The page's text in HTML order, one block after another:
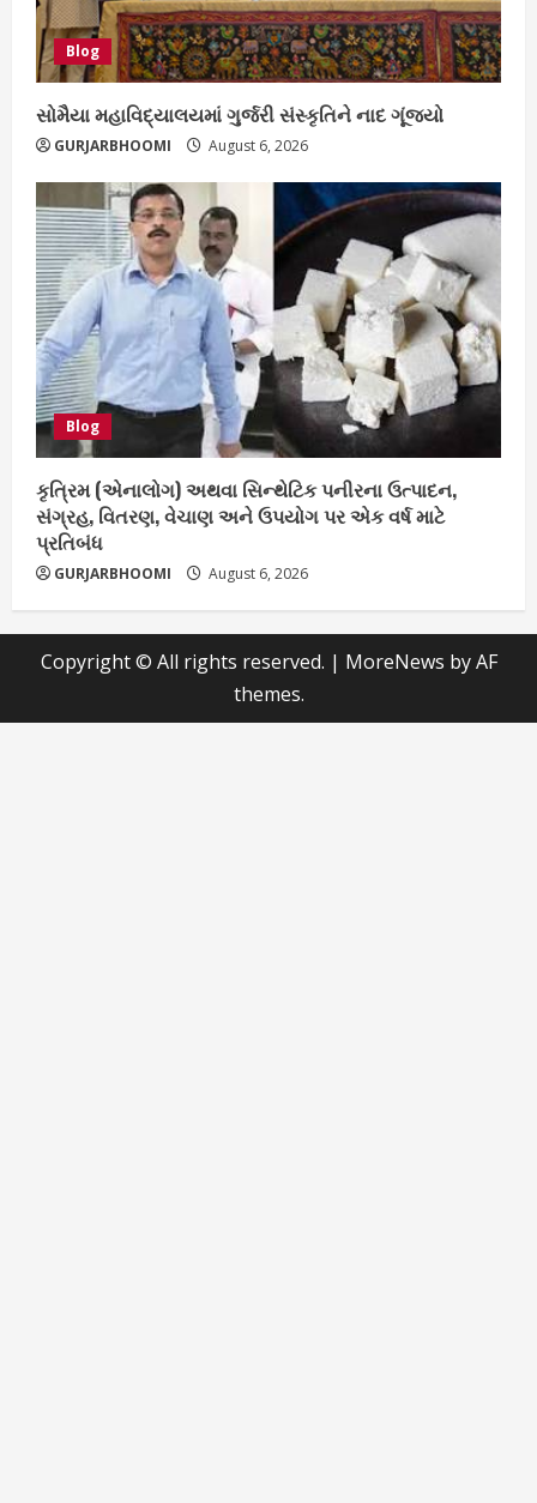
Blog
સોમૈયા મહાવિદ્યાલયમાં ગુર્જરી સંસ્કૃતિને નાદ ગૂંજ્યો
GURJARBHOOMI August 6, 2026
Blog
કૃત્રિમ (એનાલોગ) અથવા સિન્થેટિક પનીરના ઉત્પાદન,
સંગ્રહ, વિતરણ, વેચાણ અને ઉપયોગ પર એક વર્ષ માટે
પ્રતિબંધ
GURJARBHOOMI August 6, 2026
Copyright © All rights reserved. | MoreNews by AF
themes.